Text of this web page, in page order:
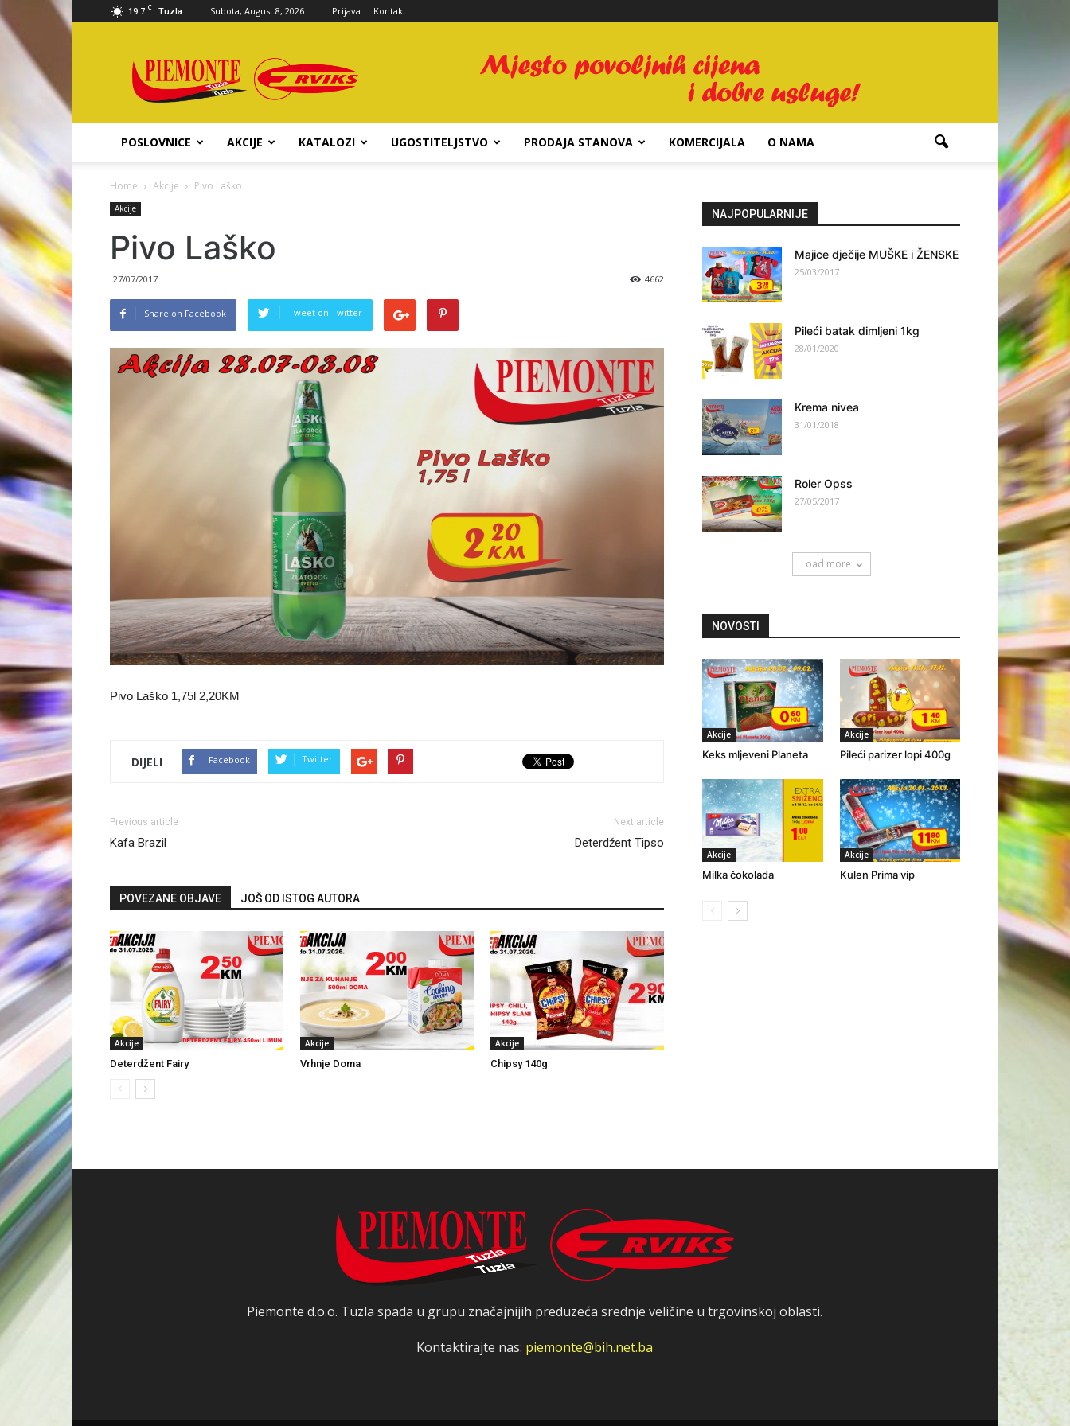
19.7 C Tuzla Subota, August 8, 2026 Prijava Kontakt
d.o.o.
POSLOVNICE AKCIJE KATALOZI UGOSTITELJSTVO PRODAJA STANOVA KOMERCIJALA O NAMA
Home Akcije Pivo Laško
Akcije
Pivo Laško
27/07/2017 4662
Share on Facebook Tweet on Twitter
Pivo Laško 1,75l 2,20KM
DIJELI Facebook Twitter
Previous article
Kafa Brazil
Next article
Deterdžent Tipso
POVEZANE OBJAVE JOŠ OD ISTOG AUTORA
Akcije
Deterdžent Fairy
Akcije
Vrhnje Doma
Akcije
Chipsy 140g
NAJPOPULARNIJE
Majice dječije MUŠKE i ŽENSKE
25/03/2017
Pileći batak dimljeni 1kg
28/01/2020
Krema nivea
31/01/2018
Roler Opss
27/05/2017
Load more
NOVOSTI
Akcije
Keks mljeveni Planeta
Akcije
Pileći parizer lopi 400g
Akcije
Milka čokolada
Akcije
Kulen Prima vip
Piemonte d.o.o. Tuzla spada u grupu značajnijih preduzeća srednje veličine u trgovinskoj oblasti.
Kontaktirajte nas: piemonte@bih.net.ba